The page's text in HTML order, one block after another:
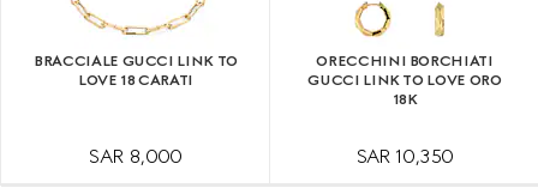
BRACCIALE GUCCI LINK TO
LOVE 18 CARATI
SAR 8,000
ORECCHINI BORCHIATI
GUCCI LINK TO LOVE ORO
18K
SAR 10,350